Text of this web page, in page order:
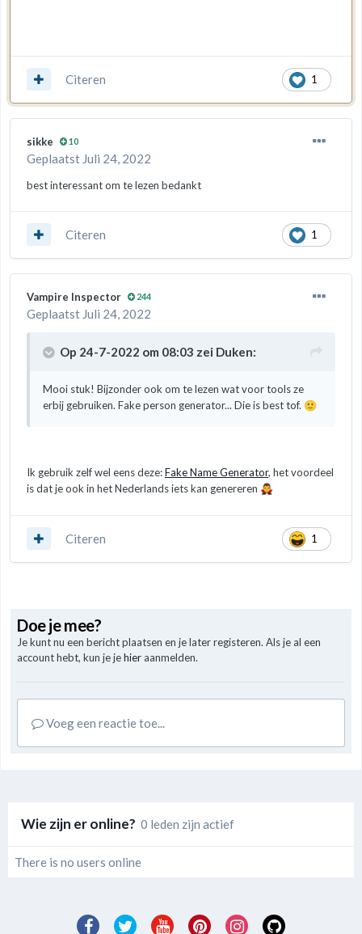
1
Citeren
sikke 10
Geplaatst Juli 24, 2022
best interessant om te lezen bedankt
1
Citeren
Vampire Inspector 244
Geplaatst Juli 24, 2022
Op 24-7-2022 om 08:03 zei Duken:
Mooi stuk! Bijzonder ook om te lezen wat voor tools ze
erbij gebruiken. Fake person generator... Die is best tof. 🙂
Ik gebruik zelf wel eens deze:Fake Name Generator, het voordeel
is dat je ook in het Nederlands iets kan genereren 🧛‍♂️
1
Citeren
Doe je mee?
Je kunt nu een bericht plaatsen en je later registeren. Als je al een
account hebt, kun je jehier aanmelden.
Voeg een reactie toe...
Wie zijn er online? 0 leden zijn actief
There is no users online